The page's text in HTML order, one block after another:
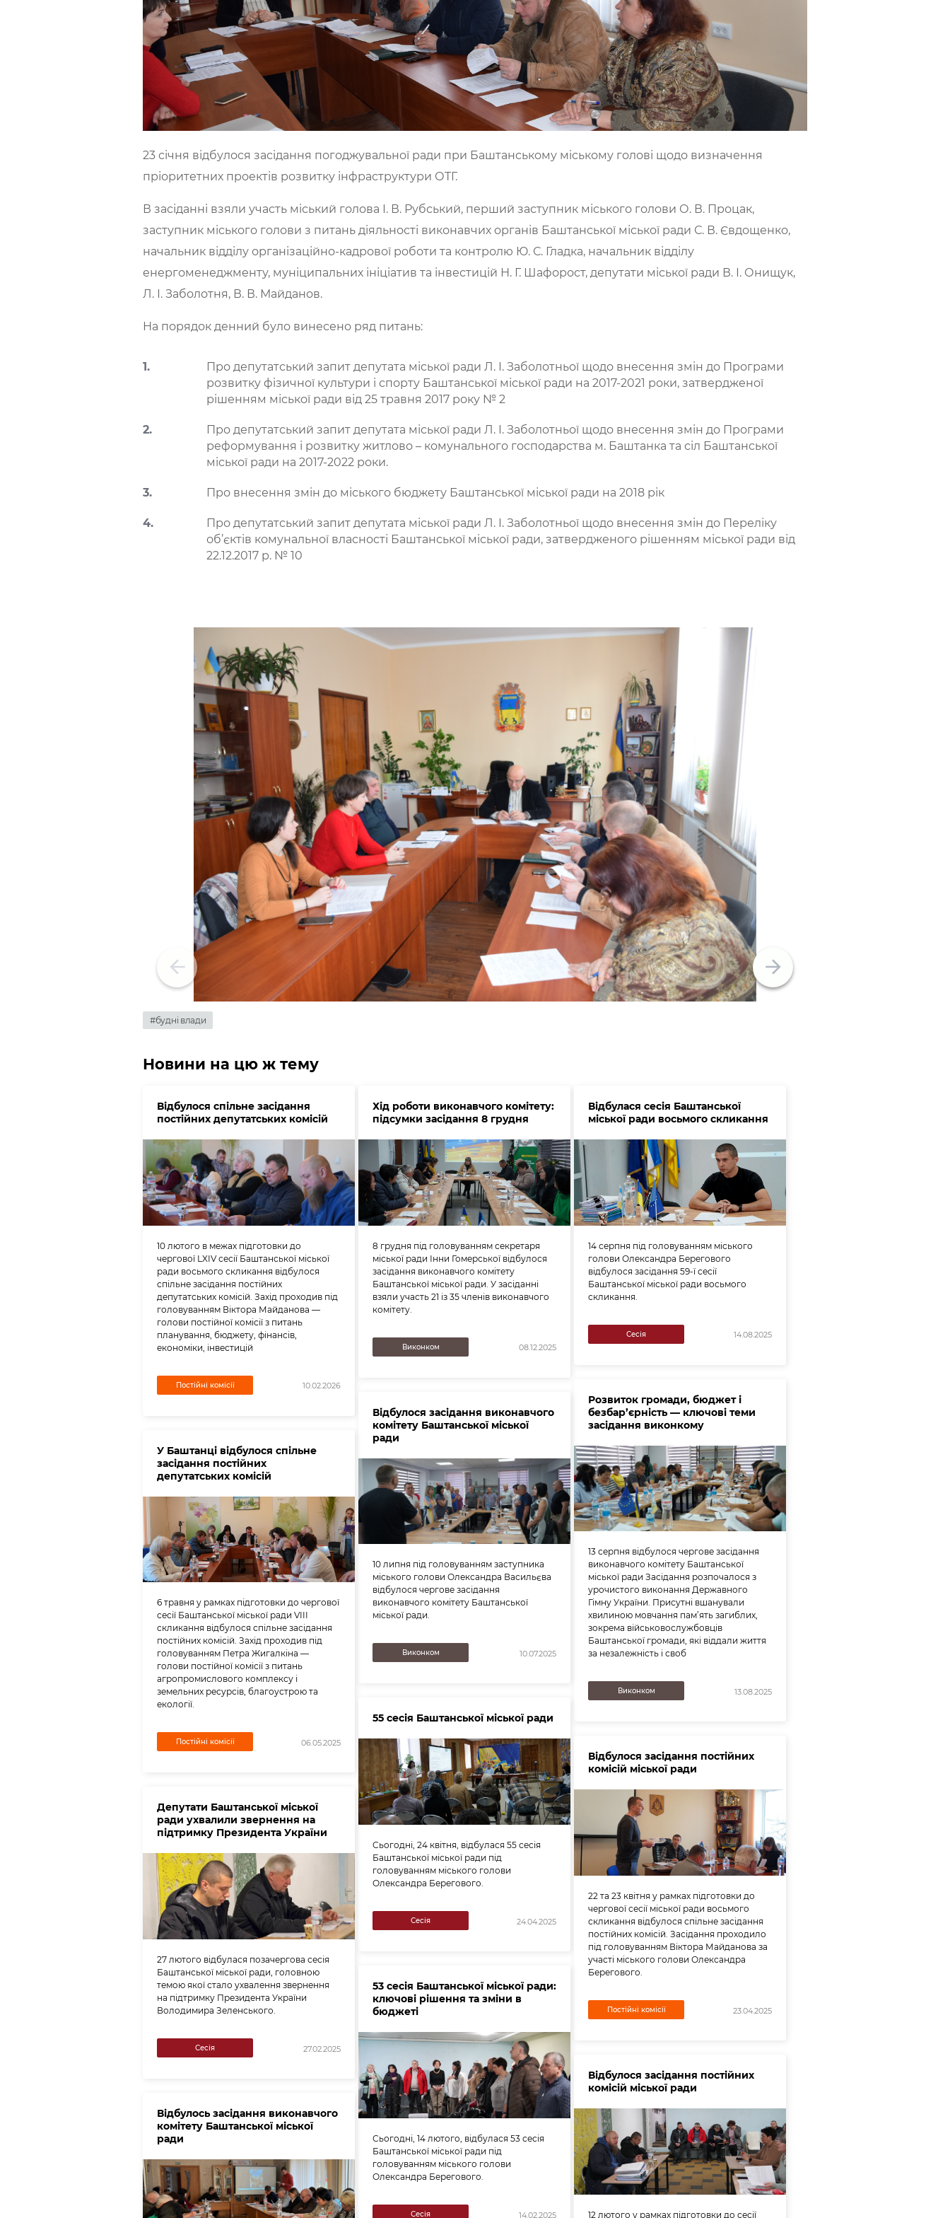
23 січня відбулося засідання погоджувальної ради при Баштанському міському голові щодо визначення
пріоритетних проектів розвитку інфраструктури ОТГ.
В засіданні взяли участь міський голова І. В. Рубський, перший заступник міського голови О. В. Процак,
заступник міського голови з питань діяльності виконавчих органів Баштанської міської ради С. В. Євдощенко,
начальник відділу організаційно-кадрової роботи та контролю Ю. С. Гладка, начальник відділу
енергоменеджменту, муніципальних ініціатив та інвестицій Н. Г. Шафорост, депутати міської ради В. І. Онищук,
Л. І. Заболотня, В. В. Майданов.
На порядок денний було винесено ряд питань:
Про депутатський запит депутата міської ради Л. І. Заболотньої щодо внесення змін до Програми
розвитку фізичної культури і спорту Баштанської міської ради на 2017-2021 роки, затвердженої
рішенням міської ради від 25 травня 2017 року № 2
Про депутатський запит депутата міської ради Л. І. Заболотньої щодо внесення змін до Програми
реформування і розвитку житлово – комунального господарства м. Баштанка та сіл Баштанської
міської ради на 2017-2022 роки.
Про внесення змін до міського бюджету Баштанської міської ради на 2018 рік
Про депутатський запит депутата міської ради Л. І. Заболотньої щодо внесення змін до Переліку
об’єктів комунальної власності Баштанської міської ради, затвердженого рішенням міської ради від
22.12.2017 р. № 10
#будні влади
Новини на цю ж тему
Відбулося спільне засідання
постійних депутатських комісій
10 лютого в межах підготовки до
чергової LXIV сесії Баштанської міської
ради восьмого скликання відбулося
спільне засідання постійних
депутатських комісій. Захід проходив під
головуванням Віктора Майданова —
голови постійної комісії з питань
планування, бюджету, фінансів,
економіки, інвестицій
Постійні комісії 10.02.2026
Хід роботи виконавчого комітету:
підсумки засідання 8 грудня
8 грудня під головуванням секретаря
міської ради Інни Гомерської відбулося
засідання виконавчого комітету
Баштанської міської ради. У засіданні
взяли участь 21 із 35 членів виконавчого
комітету.
Виконком 08.12.2025
Відбулася сесія Баштанської
міської ради восьмого скликання
14 серпня під головуванням міського
голови Олександра Берегового
відбулося засідання 59-ї сесії
Баштанської міської ради восьмого
скликання.
Сесія 14.08.2025
Розвиток громади, бюджет і
безбар’єрність — ключові теми
засідання виконкому
13 серпня відбулося чергове засідання
виконавчого комітету Баштанської
міської ради Засідання розпочалося з
урочистого виконання Державного
Гімну України. Присутні вшанували
хвилиною мовчання пам’ять загиблих,
зокрема військовослужбовців
Баштанської громади, які віддали життя
за незалежність і своб
Виконком 13.08.2025
Відбулося засідання виконавчого
комітету Баштанської міської
ради
10 липня під головуванням заступника
міського голови Олександра Васильєва
відбулося чергове засідання
виконавчого комітету Баштанської
міської ради.
Виконком 10.07.2025
У Баштанці відбулося спільне
засідання постійних
депутатських комісій
6 травня у рамках підготовки до чергової
сесії Баштанської міської ради VIII
скликання відбулося спільне засідання
постійних комісій. Захід проходив під
головуванням Петра Жигалкіна —
голови постійної комісії з питань
агропромислового комплексу і
земельних ресурсів, благоустрою та
екології.
Постійні комісії 06.05.2025
55 сесія Баштанської міської ради
Сьогодні, 24 квітня, відбулася 55 сесія
Баштанської міської ради під
головуванням міського голови
Олександра Берегового.
Сесія 24.04.2025
Відбулося засідання постійних
комісій міської ради
22 та 23 квітня у рамках підготовки до
чергової сесії міської ради восьмого
скликання відбулося спільне засідання
постійних комісій. Засідання проходило
під головуванням Віктора Майданова за
участі міського голови Олександра
Берегового.
Постійні комісії 23.04.2025
Депутати Баштанської міської
ради ухвалили звернення на
підтримку Президента України
27 лютого відбулася позачергова сесія
Баштанської міської ради, головною
темою якої стало ухвалення звернення
на підтримку Президента України
Володимира Зеленського.
Сесія 27.02.2025
53 сесія Баштанської міської ради:
ключові рішення та зміни в
бюджеті
Сьогодні, 14 лютого, відбулася 53 сесія
Баштанської міської ради під
головуванням міського голови
Олександра Берегового.
Сесія 14.02.2025
Відбулося засідання постійних
комісій міської ради
12 лютого у рамках підготовки до сесії
Відбулось засідання виконавчого
комітету Баштанської міської
ради